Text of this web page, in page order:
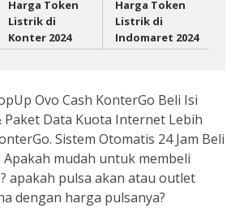
Harga Token
Listrik di
Konter 2024
Harga Token
Listrik di
Indomaret 2024
Ovo Cash KonterGo Beli Isi
Paket Data Kuota Internet Lebih
Sistem Otomatis 24 Jam Beli
Apakah mudah untuk membeli
apakah pulsa akan atau outlet
dengan harga pulsanya?